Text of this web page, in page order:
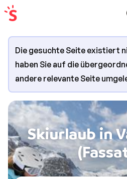
Die gesuchte Seite existiert
haben Sie auf die
andere relevante Seite
Skiurlaub in